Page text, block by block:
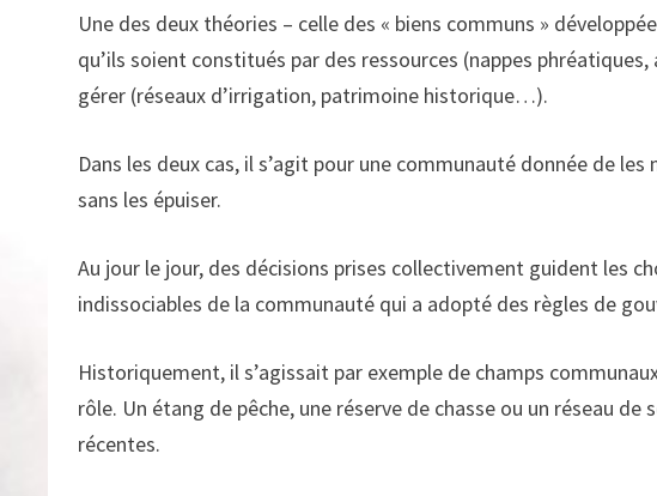
Une des deux théories – celle des « biens communs »
qu’ils soient constitués par des ressources (nappes
gérer (réseaux d’irrigation, patrimoine historique…).
Dans les deux cas, il s’agit pour une communauté donnée de
sans les épuiser.
Au jour le jour, des décisions prises collectivement guident les
indissociables de la communauté qui a adopté des règles de
Historiquement, il s’agissait par exemple de champs
rôle. Un étang de pêche, une réserve de chasse ou un réseau
récentes.